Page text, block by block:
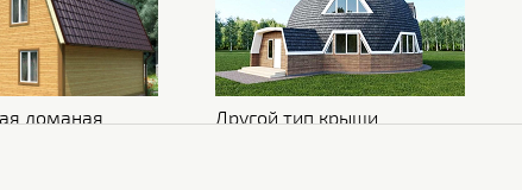
Обратная сторона Эпоксидная серая
Стойкость к УФ Нет данных
ломаная Другой тип крыши